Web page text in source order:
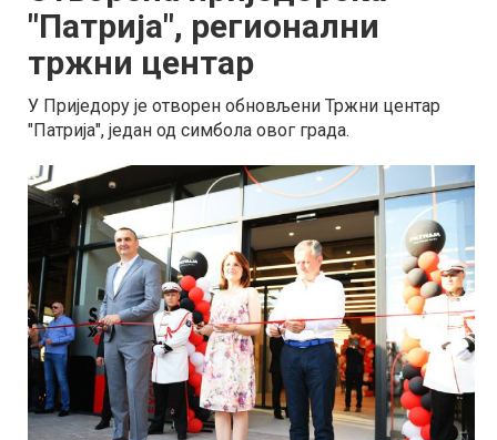
"Патрија", регионални
тржни центар
У Приједору је отворен обновљени Тржни центар
"Патрија", један од симбола овог града.